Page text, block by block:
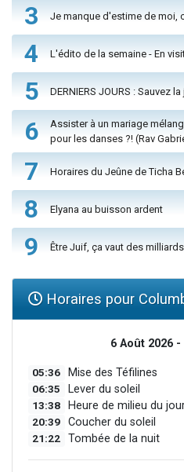
3 Je manque d'estime de moi,
4 L'édito de la semaine - En
5 DERNIERS JOURS : Sauvez
6
Assister à un mariage
pour les danses ?! (Rav
7 Horaires du Jeûne de Ticha
8 Elyana au buisson ardent
9 Être Juif, ça vaut des milliards
Horaires pour
6 Août 2026 -
05:36 Mise des Téfilines
06:35 Lever du soleil
13:38 Heure de milieu du
20:39 Coucher du soleil
21:22 Tombée de la nuit